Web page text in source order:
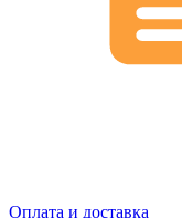
Оплата и доставка